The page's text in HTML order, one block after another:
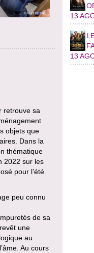
retrouve sa
objets que
Dans la
thématique
2022 sur les
pour l’été
peu connu
de sa
une
au
Au cours
13
13